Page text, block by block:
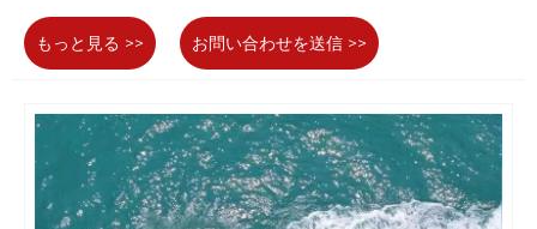
もっと見る >> お問い合わせを送信 >>